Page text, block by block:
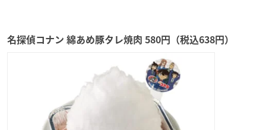
名探偵コナン 綿あめ豚タレ焼肉 580円（税込638円）